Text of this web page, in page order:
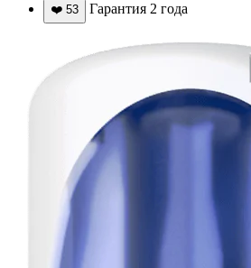
❤️ 53 Гарантия 2 года